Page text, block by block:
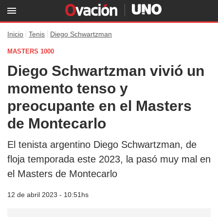
Inicio Tenis Diego Schwartzman
MASTERS 1000
Diego Schwartzman vivió un
momento tenso y
preocupante en el Masters
de Montecarlo
El tenista argentino Diego Schwartzman, de
floja temporada este 2023, la pasó muy mal en
el Masters de Montecarlo
12 de abril 2023 - 10:51hs